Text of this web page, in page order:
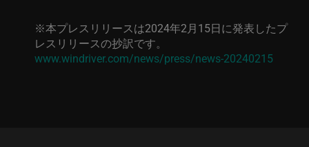
※本プレスリリースは2024年2月15日に発表したプ
レスリリースの抄訳です。
www.windriver.com/news/press/news-20240215